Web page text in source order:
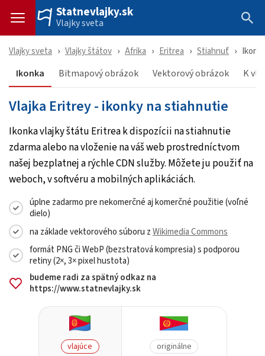
Statnevlajky.sk
Vlajky sveta
Vlajky sveta Vlajky štátov Afrika Eritrea Stiahnuť
Ikonka Bitmapový obrázok Vektorový obrázok K
Vlajka Eritrey - ikonky na stiahnutie
Ikonka vlajky štátu Eritrea k dispozícii na stiahnutie
zdarma alebo na vloženie na váš web prostredníctvom
našej bezplatnej a rýchle CDN služby. Môžete ju použiť na
weboch, v softvéru a mobilných aplikáciách.
úplne zadarmo pre nekomerčné aj komerčné použitie (voľné
dielo)
na základe vektorového súboru zWikimedia Commons
formát PNG či WebP (bezstratová kompresia) s podporou
retiny (2×, 3× pixel hustota)
budeme radi za spätný odkaz na
https://www.statnevlajky.sk
vlajúce
originálne